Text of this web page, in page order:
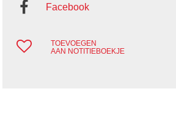
Facebook
TOEVOEGEN
AAN NOTITIEBOEKJE